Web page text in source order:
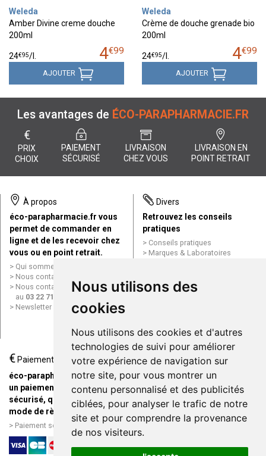
Nous utilisons des
cookies
Nous utilisons des cookies et d'autres
technologies de suivi pour améliorer
votre expérience de navigation sur
notre site, pour vous montrer un
contenu personnalisé et des publicités
ciblées, pour analyser le trafic de notre
site et pour comprendre la provenance
de nos visiteurs.
Weleda
Amber Divine creme douche
200ml
4€99
24€95/
AJOUTER
Weleda
Crème de douche grenade bio
200ml
4€99
24€95/
AJOUTER
Les avantages de ÉCO-PARAPHARMACIE.FR
€
PRIX
CHOIX
PAIEMENT
SÉCURISÉ
LIVRAISON
CHEZ VOUS
LIVRAISON EN
POINT RETRAIT
À propos
éco-parapharmacie.fr vous
permet de commander en
ligne et de les recevoir chez
vous ou en point retrait.
Qui sommes nous ?
Nous contacter par e-mail
Nous contacter par téléphone
au 03 22 71 64 10
Newsletter
Divers
Retrouvez les conseils
pratiques
Conseils pratiques
Marques & Laboratoires
Mentions légales
Données personnelles
ligne
€ Paiement
éco-parapharmacie.fr offre
un paiement entièrement
sécurisé, quel que soit le
mode de règlement
Paiement sécurisé et simple
Livraison / Point retrait
Commandez en ligne et
recevez votre commande
rapidement chez vous ou en
point retrait
Livraison chez vous ou en